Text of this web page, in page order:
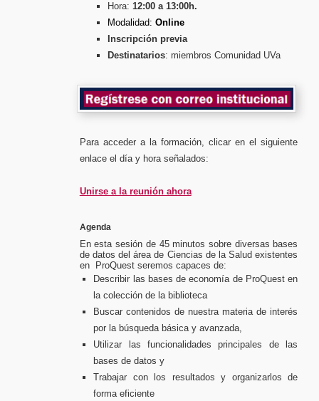
Hora: 12:00 a 13:00h.
Modalidad: Online
Inscripción previa
Destinatarios: miembros Comunidad UVa
Para acceder a la formación, clicar en el siguiente
enlace el día y hora señalados:
Unirse a la reunión ahora
Agenda
En esta sesión de 45 minutos sobre diversas bases
de datos del área de Ciencias de la Salud existentes
en ProQuest seremos capaces de:
Describir las bases de economía de ProQuest en
la colección de la biblioteca
Buscar contenidos de nuestra materia de interés
por la búsqueda básica y avanzada,
Utilizar las funcionalidades principales de las
bases de datos y
Trabajar con los resultados y organizarlos de
forma eficiente